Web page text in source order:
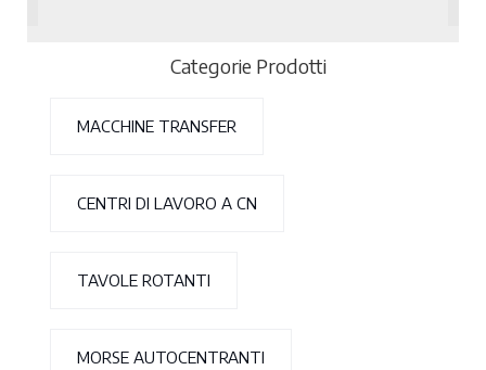
Categorie Prodotti
MACCHINE TRANSFER
CENTRI DI LAVORO A CN
TAVOLE ROTANTI
MORSE AUTOCENTRANTI